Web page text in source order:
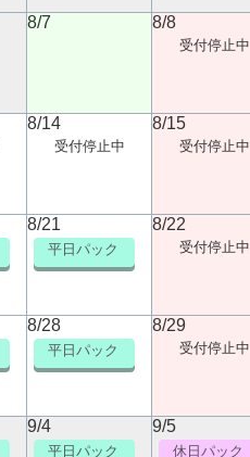
8/7 8/8
受付停止中
8/14
受付停止中
8/15
受付停止中
8/21
平日パック
8/22
受付停止中
8/28
平日パック
8/29
受付停止中
9/4
平日パック
9/5
休日パック